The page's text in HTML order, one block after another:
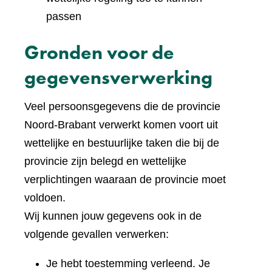
passen
Gronden voor de
gegevensverwerking
Veel persoonsgegevens die de provincie
Noord-Brabant verwerkt komen voort uit
wettelijke en bestuurlijke taken die bij de
provincie zijn belegd en wettelijke
verplichtingen waaraan de provincie moet
voldoen.
Wij kunnen jouw gegevens ook in de
volgende gevallen verwerken:
Je hebt toestemming verleend. Je